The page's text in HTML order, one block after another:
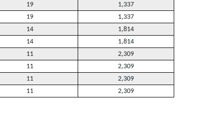
19
1,337
19
1,337
14
1,814
14
1,814
11
2,309
11
2,309
11
2,309
11 2,309